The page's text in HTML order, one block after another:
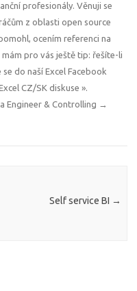
profesionály. Věnuji se
z oblasti open source
ocením referenci na
pro vás ještě tip: řešíte-li
do naší Excel Facebook
CZ/SK diskuse ».
Engineer & Controlling →
Self service BI →